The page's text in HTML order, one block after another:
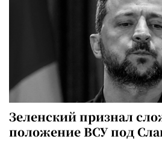
Зеленский признал
положение ВСУ под